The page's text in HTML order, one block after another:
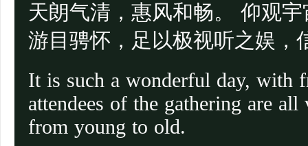
天朗气清，惠风和畅。 仰观
游目骋怀，足以极视听之娱，
It is such a wonderful day, with
attendees of the gathering are
from young to old.